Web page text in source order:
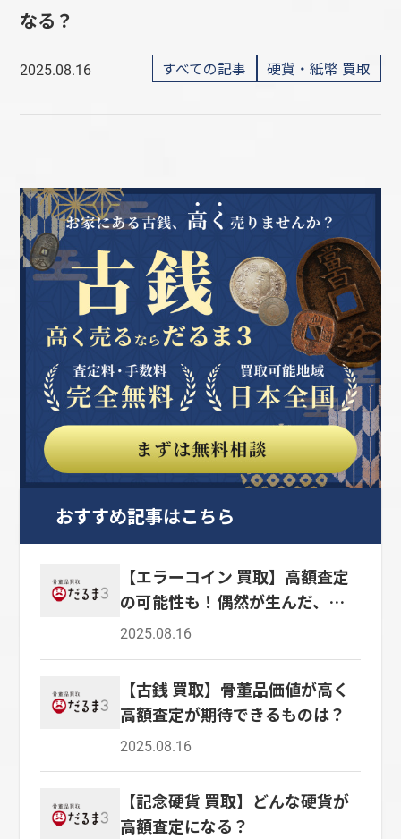
なる？
2025.08.16 すべての記事 硬貨・紙幣 買取
おすすめ記事はこちら
【エラーコイン 買取】高額査定
の可能性も！偶然が生んだ、コ
レクターの多いレアなコイン
2025.08.16
【古銭 買取】骨董品価値が高く
高額査定が期待できるものは？
2025.08.16
【記念硬貨 買取】どんな硬貨が
高額査定になる？